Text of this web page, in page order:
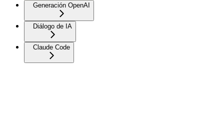
Generación OpenAI
Diálogo de IA
Claude Code